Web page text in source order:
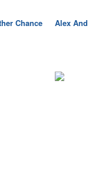
Chance Alex